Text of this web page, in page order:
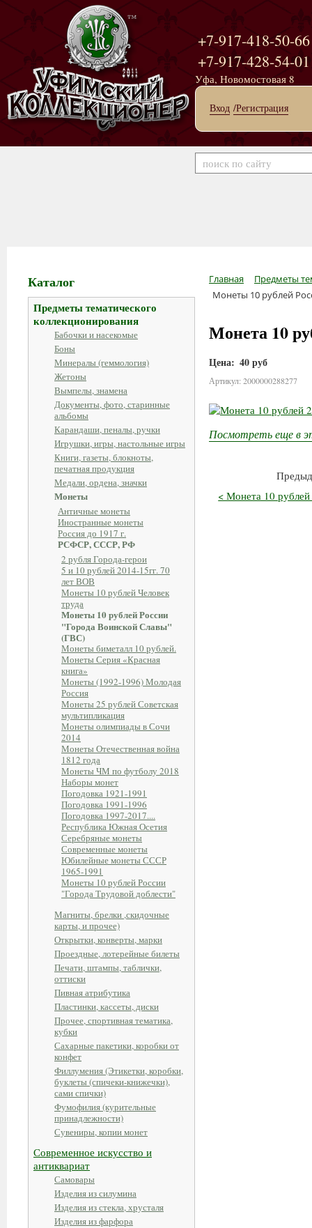
+7-917-418-50-66
+7-917-428-54-01
Уфа, Новомостовая 8
Вход /Регистрация
Каталог
Предметы тематического
коллекционирования
Бабочки и насекомые
Боны
Минералы (геммология)
Жетоны
Вымпелы, знамена
Документы, фото, старинные
альбомы
Карандаши, пеналы, ручки
Игрушки, игры, настольные игры
Книги, газеты, блокноты,
печатная продукция
Медали, ордена, значки
Монеты
Античные монеты
Иностранные монеты
Россия до 1917 г.
РСФСР, СССР, РФ
2 рубля Города-герои
5 и 10 рублей 2014-15гг. 70
лет ВОВ
Монеты 10 рублей Человек
труда
Монеты 10 рублей России
"Города Воинской Славы"
(ГВС)
Монеты биметалл 10 рублей.
Монеты Серия «Красная
книга»
Монеты (1992-1996) Молодая
Россия
Монеты 25 рублей Советская
мультипликация
Монеты олимпиады в Сочи
2014
Монеты Отечественная война
1812 года
Монеты ЧМ по футболу 2018
Наборы монет
Погодовка 1921-1991
Погодовка 1991-1996
Погодовка 1997-2017....
Республика Южная Осетия
Серебряные монеты
Современные монеты
Юбилейные монеты СССР
1965-1991
Монеты 10 рублей России
"Города Трудовой доблести"
Магниты, брелки ,скидочные
карты, и прочее)
Открытки, конверты, марки
Проездные, лотерейные билеты
Печати, штампы, таблички,
оттиски
Пивная атрибутика
Пластинки, кассеты, диски
Прочее, спортивная тематика,
кубки
Сахарные пакетики, коробки от
конфет
Филлумения (Этикетки, коробки,
буклеты (спичеки-книжечки),
сами спички)
Фумофилия (курительные
принадлежности)
Сувениры, копии монет
Современное искусство и
антиквариат
Самовары
Изделия из силумина
Изделия из стекла, хрусталя
Изделия из фарфора
Главная
Предметы
Монеты 10 рублей
Монета 10
Цена: 40 руб
Артикул: 2000000288277
Посмотреть еще в
< Монета 10